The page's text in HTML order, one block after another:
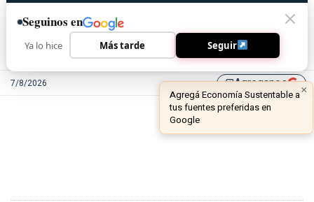
7/8/2026 library_addAgreganos
Seguinos en
Ya lo hice Más tarde Seguir